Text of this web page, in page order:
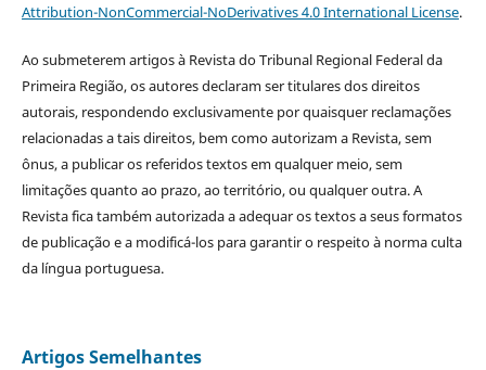
Attribution-NonCommercial-NoDerivatives 4.0 International License.
Ao submeterem artigos à Revista do Tribunal Regional Federal da
Primeira Região, os autores declaram ser titulares dos direitos
autorais, respondendo exclusivamente por quaisquer reclamações
relacionadas a tais direitos, bem como autorizam a Revista, sem
ônus, a publicar os referidos textos em qualquer meio, sem
limitações quanto ao prazo, ao território, ou qualquer outra. A
Revista fica também autorizada a adequar os textos a seus formatos
de publicação e a modificá-los para garantir o respeito à norma culta
da língua portuguesa.
Artigos Semelhantes